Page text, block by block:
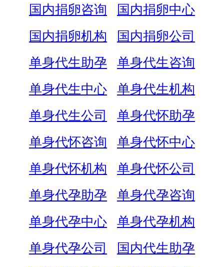
国内捐卵咨询
国内捐卵中心
国内捐卵机构
国内捐卵公司
单身代生助孕
单身代生咨询
单身代生中心
单身代生机构
单身代生公司
单身代怀助孕
单身代怀咨询
单身代怀中心
单身代怀机构
单身代怀公司
单身代孕助孕
单身代孕咨询
单身代孕中心
单身代孕机构
单身代孕公司
国内代生助孕